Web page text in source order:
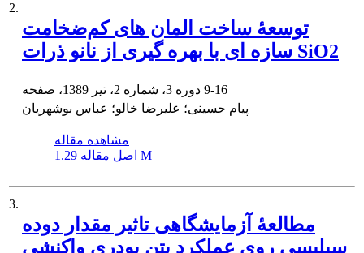
2.
توسعۀ ساخت المان های کم‌ضخامت
سازه ای با بهره گیری از نانو ذرات SiO2
9-16
پیام حسینی؛ علیرضا خالو؛ عباس بوشهریان
مشاهده مقاله
اصل مقاله 1.29 M
3.
مطالعۀ آزمایشگاهی تاثیر مقدار دوده
سیلیسی روی عملکرد بتن پودری واکنشی